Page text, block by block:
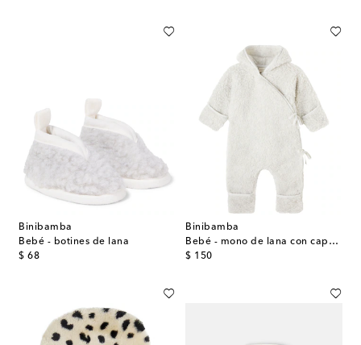
Binibamba
Bebé - botines de lana
$ 68
original price
Binibamba
Bebé - mono de lana con capucha
$ 150
original price